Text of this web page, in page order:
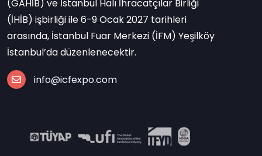
(GAHİB) ve İstanbul Halı İhracatçılar Birliği
(İHİB) işbirliği ile 6-9 Ocak 2027 tarihleri
arasında, İstanbul Fuar Merkezi (İFM) Yeşilköy
İstanbul’da düzenlenecektir.
info@icfexpo.com